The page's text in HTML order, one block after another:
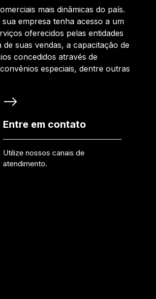
mais dinâmicas do país.
empresa tenha acesso a um
oferecidos pelas entidades
suas vendas, a capacitação de
concedidos através de
especiais, dentre outras
Entre em contato
Utilize nossos canais de
atendimento.